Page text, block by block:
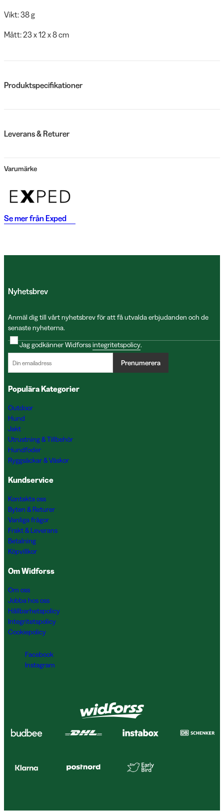
Vikt: 38 g
Mått: 23 x 12 x 8 cm
Produktspecifikationer
Leverans & Returer
Varumärke
Se mer från Exped
Nyhetsbrev
Anmäl dig till vårt nyhetsbrev för att få utvalda erbjudanden och de
senaste nyheterna.
Jag godkänner Widforssintegritetspolicy.
Prenumerera
Populära Kategorier
Outdoor
Hund
Jakt
Utrustning & Tillbehör
Hundfoder
Ryggsäckar & Väskor
Kundservice
Kontakta oss
Byten & Returer
Vanliga frågor
Frakt & Leverans
Betalning
Köpvillkor
Om Widforss
Om oss
Jobba hos oss
Hållbarhetspolicy
Integritetspolicy
Cookiepolicy
Facebook
Instagram